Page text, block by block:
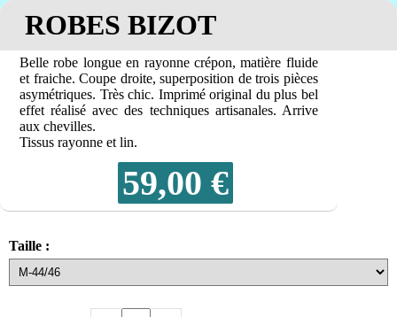
ROBES BIZOT
59,00 €
Taille :
Belle robe longue en rayonne crépon, matière fluide
et fraiche. Coupe droite, superposition de trois pièces
asymétriques. Très chic. Imprimé original du plus bel
effet réalisé avec des techniques artisanales. Arrive
aux chevilles.
Tissus rayonne et lin.